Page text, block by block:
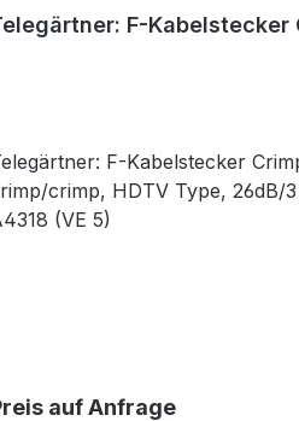
F-Kabelstecker
F-Kabelstecker Crimp G31,
crimp, HDTV Type, 26dB/3
A4318 (VE 5)
auf Anfrage